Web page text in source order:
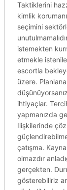
Taktiklerini
kimlik
seçimini
istemekten
etmekle
escortla
üzere.
ihtiyaçlar.
yapmanızda
Ilişkilerinde
çatışma.
olmazdır
gerçekten.
gösterebiliriz